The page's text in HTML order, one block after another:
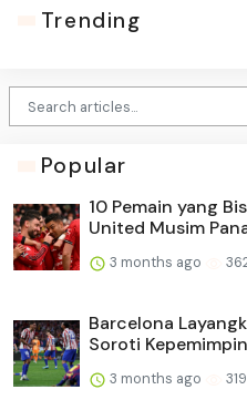
Trending
Popular
10 Pemain yang
United Musim
3 months ago
Barcelona
Soroti
3 months ago 319